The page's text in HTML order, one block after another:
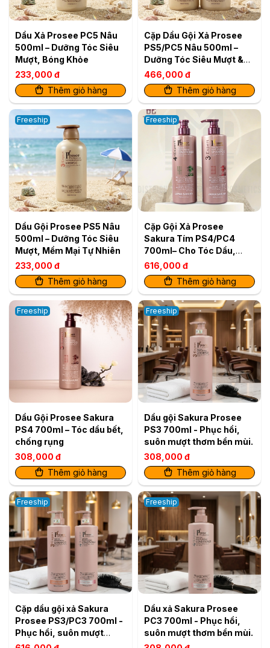
Dầu Xả Prosee PC5 Nâu
500ml – Dưỡng Tóc Siêu
Mượt, Bóng Khỏe
233,000 đ
Thêm giỏ hàng
Cặp Dầu Gội Xả Prosee
PS5/PC5 Nâu 500ml –
Dưỡng Tóc Siêu Mượt &
Bóng Khỏe
466,000 đ
Thêm giỏ hàng
Freeship
Dầu Gội Prosee PS5 Nâu
500ml – Dưỡng Tóc Siêu
Mượt, Mềm Mại Tự Nhiên
233,000 đ
Thêm giỏ hàng
Freeship
Cặp Gội Xả Prosee
Sakura Tím PS4/PC4
700ml– Cho Tóc Dầu,
Giảm Bết Dính & Chống
Rụng
616,000 đ
Thêm giỏ hàng
Freeship
Dầu Gội Prosee Sakura
PS4 700ml – Tóc dầu bết,
chống rụng
308,000 đ
Thêm giỏ hàng
Freeship
Dầu gội Sakura Prosee
PS3 700ml - Phục hồi,
suôn mượt thơm bền mùi.
308,000 đ
Thêm giỏ hàng
Freeship
Cặp dầu gội xả Sakura
Prosee PS3/PC3 700ml -
Phục hồi, suôn mượt
thơm bền mùi.
Freeship
Dầu xả Sakura Prosee
PC3 700ml - Phục hồi,
suôn mượt thơm bền mùi.